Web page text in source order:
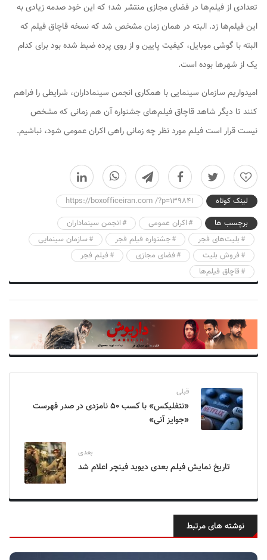
تعدادی از فیلم‌ها در فضای مجازی منتشر شد؛ که این خود صدمه زیادی به
این فیلم‌ها زد. البته در همان زمان مشخص شد که نسخه قاچاق فیلم که
البته با گوشی موبایل، کیفیت پایین و از روی پرده ضبط شده بود برای کدام
یک از شهرها بوده است.
امیدواریم سازمان سینمایی با همکاری انجمن سینماداران، شرایطی را فراهم
کنند تا دیگر شاهد قاچاق فیلم‌های جشنواره آن هم زمانی که مشخص
نیست قرار است فیلم مورد نظر چه زمانی راهی اکران عمومی شود، نباشیم.
0
لینک کوتاه
https://boxofficeiran.com /?p=139841
برچسب ها
اکران عمومی
انجمن سینماداران
بلیت‌های فجر
جشنواره فیلم فجر
سازمان سینمایی
فروش بلیت
فضای مجازی
فیلم فجر
قاچاق فیلم‌ها
قبلی
«نتفلیکس» با کسب ۵۰ نامزدی در صدر فهرست
«جوایز آنی»
بعدی
تاریخ نمایش فیلم بعدی دیوید فینچر اعلام شد
نوشته های مرتبط